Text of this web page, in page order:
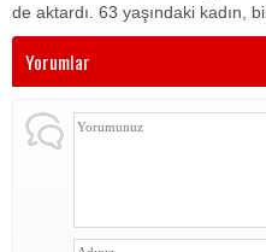
de aktardı. 63 yaşındaki kadın,
Yorumlar